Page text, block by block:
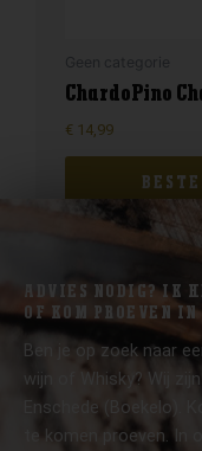
ChardoPino
€ 14,99
ADVIES NODIG? IK
OF KOM PROEVEN
Ben je op zoek naar
wijn of Whisky? Wij
Enschede (Boekelo).
te komen proeven.